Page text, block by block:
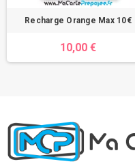
Recharge Orange Max 10€
10,00 €